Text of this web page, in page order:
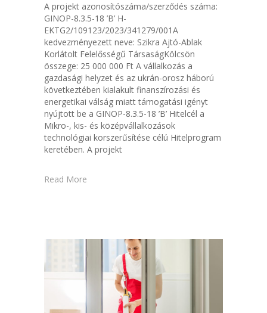
A projekt azonosítószáma/szerződés száma:
GINOP-8.3.5-18 ’B’ H-
EKTG2/109123/2023/341279/001A
kedvezményezett neve: Szikra Ajtó-Ablak
Korlátolt Felelősségű TársaságKölcsön
összege: 25 000 000 Ft A vállalkozás a
gazdasági helyzet és az ukrán-orosz háború
következtében kialakult finanszírozási és
energetikai válság miatt támogatási igényt
nyújtott be a GINOP-8.3.5-18 ’B’ Hitelcél a
Mikro-, kis- és középvállalkozások
technológiai korszerűsítése célú Hitelprogram
keretében. A projekt
Read More